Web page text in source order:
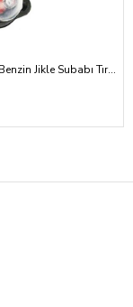
Karbüratör Benzin Jikle Subabı Tırpan ve Testere Vidalı Tip